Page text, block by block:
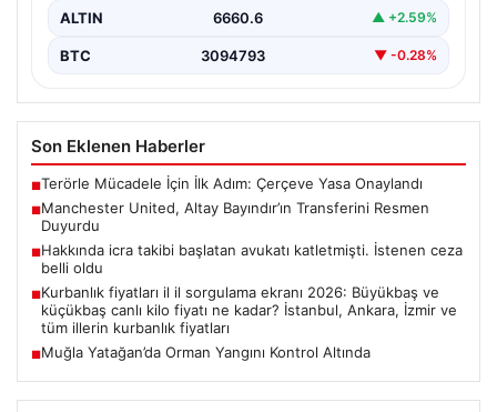
ALTIN 6660.6 ▲ +2.59%
BTC 3094793 ▼ -0.28%
Son Eklenen Haberler
■Terörle Mücadele İçin İlk Adım: Çerçeve Yasa Onaylandı
■Manchester United, Altay Bayındır’ın Transferini Resmen
Duyurdu
■Hakkında icra takibi başlatan avukatı katletmişti. İstenen ceza
belli oldu
■Kurbanlık fiyatları il il sorgulama ekranı 2026: Büyükbaş ve
küçükbaş canlı kilo fiyatı ne kadar? İstanbul, Ankara, İzmir ve
tüm illerin kurbanlık fiyatları
■Muğla Yatağan’da Orman Yangını Kontrol Altında